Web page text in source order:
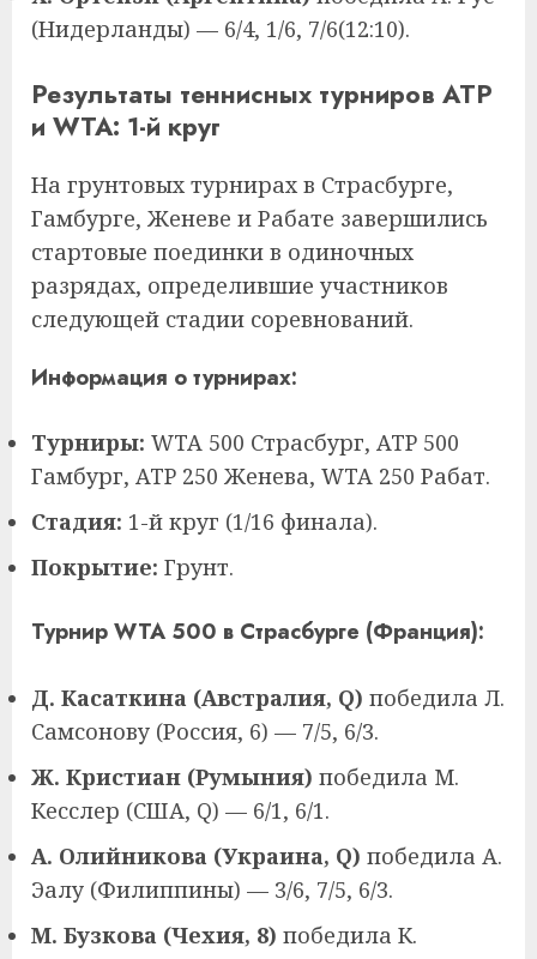
(Нидерланды) — 6/4, 1/6, 7/6(12:10).
Результаты теннисных турниров ATP
и WTA: 1-й круг
На грунтовых турнирах в Страсбурге,
Гамбурге, Женеве и Рабате завершились
стартовые поединки в одиночных
разрядах, определившие участников
следующей стадии соревнований.
Информация о турнирах:
Турниры: WTA 500 Страсбург, ATP 500
Гамбург, ATP 250 Женева, WTA 250 Рабат.
Стадия: 1-й круг (1/16 финала).
Покрытие: Грунт.
Турнир WTA 500 в Страсбурге (Франция):
Д. Касаткина (Австралия, Q) победила Л.
Самсонову (Россия, 6) — 7/5, 6/3.
Ж. Кристиан (Румыния) победила М.
Кесслер (США, Q) — 6/1, 6/1.
А. Олийникова (Украина, Q) победила А.
Эалу (Филиппины) — 3/6, 7/5, 6/3.
М. Бузкова (Чехия, 8) победила К.